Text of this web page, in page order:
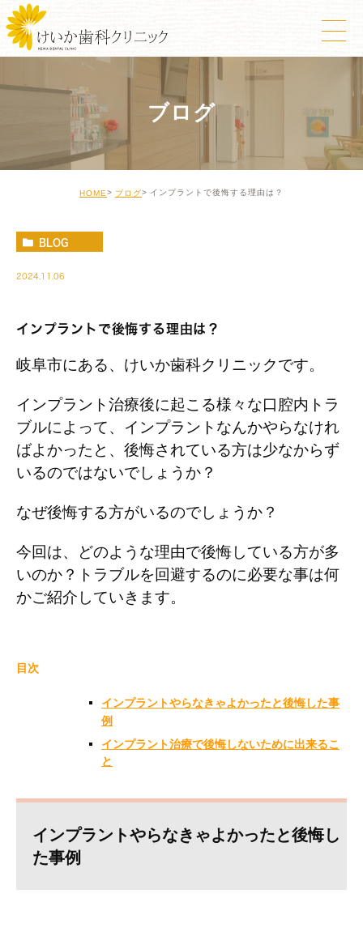
ブログ
HOME ブログ インプラントで後悔する理由は？
BLOG
2024.11.06
インプラントで後悔する理由は？
岐阜市にある、けいか歯科クリニックです。
インプラント治療後に起こる様々な口腔内トラ
ブルによって、インプラントなんかやらなけれ
ばよかったと、後悔されている方は少なからず
いるのではないでしょうか？
なぜ後悔する方がいるのでしょうか？
今回は、どのような理由で後悔している方が多
いのか？トラブルを回避するのに必要な事は何
かご紹介していきます。
目次
インプラントやらなきゃよかったと後悔した事
例
インプラント治療で後悔しないために出来るこ
と
インプラントやらなきゃよかったと後悔し
た事例